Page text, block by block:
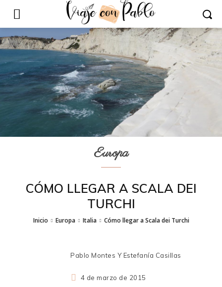
Europa
CÓMO LLEGAR A SCALA DEI
TURCHI
Inicio Europa Italia Cómo llegar a Scala dei Turchi
Pablo Montes Y Estefanía Casillas
4 de marzo de 2015